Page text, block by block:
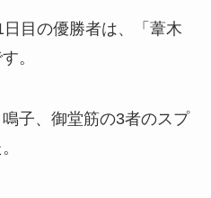
目の優勝者は、「葦木
。
子、御堂筋の3者のスプ